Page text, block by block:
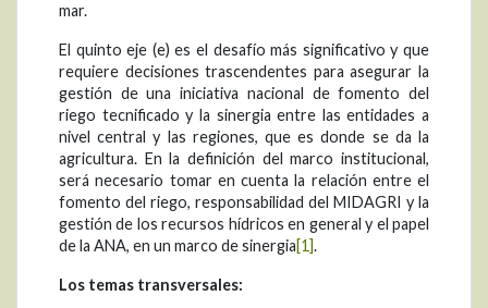
mar.
El quinto eje (e) es el desafío más significativo y que
requiere decisiones trascendentes para asegurar la
gestión de una iniciativa nacional de fomento del
riego tecnificado y la sinergia entre las entidades a
nivel central y las regiones, que es donde se da la
agricultura. En la definición del marco institucional,
será necesario tomar en cuenta la relación entre el
fomento del riego, responsabilidad del MIDAGRI y la
gestión de los recursos hídricos en general y el papel
de la ANA, en un marco de sinergia[1].
Los temas transversales: